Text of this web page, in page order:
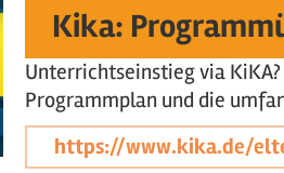
Kika:
Unterrichtseinstieg via
Programmplan und die
https://www.kika.de/